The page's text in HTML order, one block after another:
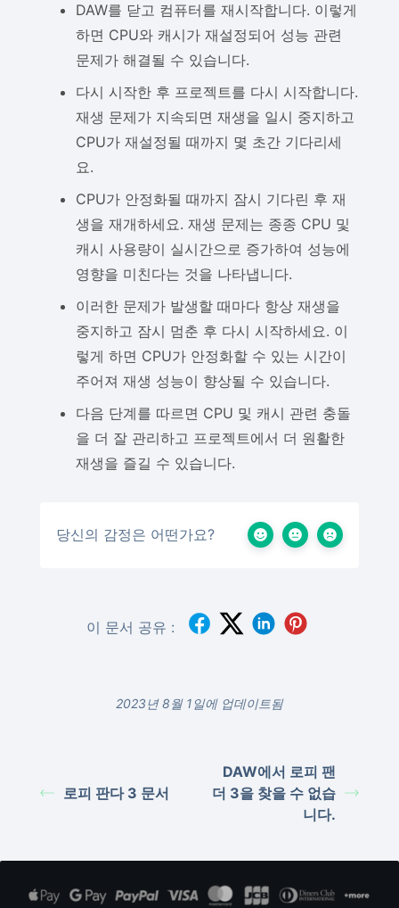
DAW를 닫고 컴퓨터를 재시작합니다. 이렇게
하면 CPU와 캐시가 재설정되어 성능 관련
문제가 해결될 수 있습니다.
다시 시작한 후 프로젝트를 다시 시작합니다.
재생 문제가 지속되면 재생을 일시 중지하고
CPU가 재설정될 때까지 몇 초간 기다리세
요.
CPU가 안정화될 때까지 잠시 기다린 후 재
생을 재개하세요. 재생 문제는 종종 CPU 및
캐시 사용량이 실시간으로 증가하여 성능에
영향을 미친다는 것을 나타냅니다.
이러한 문제가 발생할 때마다 항상 재생을
중지하고 잠시 멈춘 후 다시 시작하세요. 이
렇게 하면 CPU가 안정화할 수 있는 시간이
주어져 재생 성능이 향상될 수 있습니다.
다음 단계를 따르면 CPU 및 캐시 관련 충돌
을 더 잘 관리하고 프로젝트에서 더 원활한
재생을 즐길 수 있습니다.
당신의 감정은 어떤가요?
이 문서 공유 :
2023년 8월 1일에 업데이트됨
로피 판다 3 문서
DAW에서 로피 팬
더 3을 찾을 수 없습
니다.